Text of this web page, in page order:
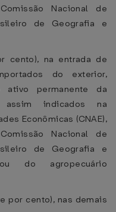
Nacional de
de Geografia e
cento), na entrada de
do exterior,
ativo permanente da
assim indicados na
Econômicas (CNAE),
Nacional de
de Geografia e
ou do agropecuário
por cento), nas demais